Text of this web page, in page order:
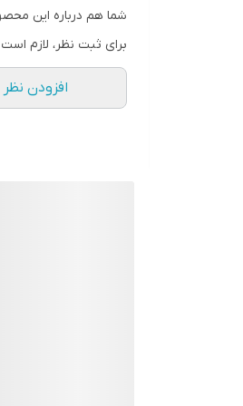
آبرسانی عمیق
ایجاد یک لایه
شما هم درباره این
برای ثبت نظر، لازم
افزودن نظر